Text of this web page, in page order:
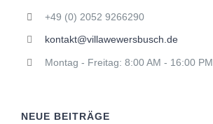
+49 (0) 2052 9266290
kontakt@villawewersbusch.de
Montag - Freitag: 8:00 AM - 16:00 PM
NEUE BEITRÄGE